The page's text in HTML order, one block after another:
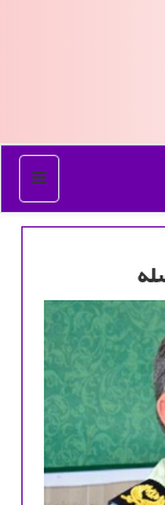
منو